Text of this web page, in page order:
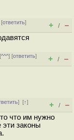
[ответить]
+ / –
^^^] [ответить]
+ / –
][↑]
+ / –
что им нужно
законы